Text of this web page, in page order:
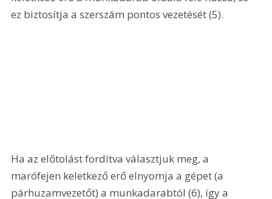
ez biztosítja a szerszám pontos vezetését (5).
Ha az előtolást fordítva választjuk meg, a
marófejen keletkező erő elnyomja a gépet (a
párhuzamvezetőt) a munkadarabtól (6), így a